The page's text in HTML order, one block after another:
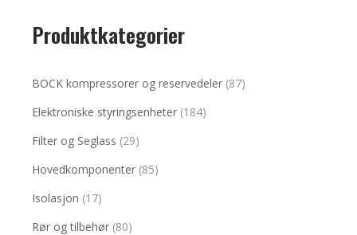
Produktkategorier
BOCK kompressorer og reservedeler (87)
Elektroniske styringsenheter (184)
Filter og Seglass (29)
Hovedkomponenter (85)
Isolasjon (17)
Rør og tilbehør (80)